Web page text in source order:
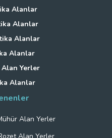
Alanlar
Alanlar
Alanlar
Alanlar
Yerler
Alanlar
Alan Yerler
Alan Yerler